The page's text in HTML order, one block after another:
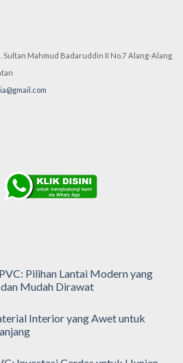
Sultan Mahmud Badaruddin II No.7 Alang-Alang
Pilihan Lantai Modern yang
dan Mudah Dirawat
Interior yang Awet untuk